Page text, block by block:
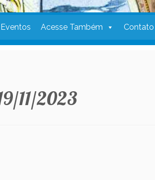
Eventos Acesse Também Contato
11/2023